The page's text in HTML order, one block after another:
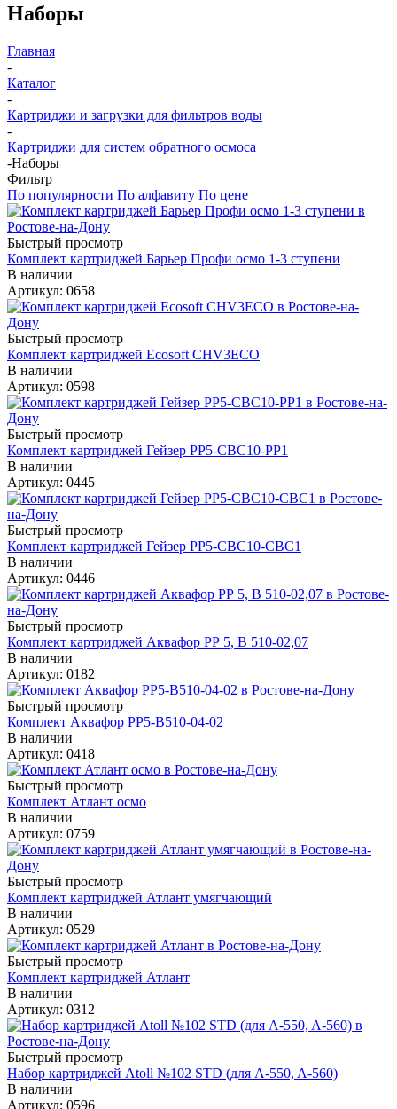
Наборы
Главная
-
Каталог
-
Картриджи и загрузки для фильтров воды
-
Картриджи для систем обратного осмоса
-Наборы
Фильтр
По популярности По алфавиту По цене
Быстрый просмотр
Комплект картриджей Барьер Профи осмо 1-3 ступени
В наличии
Артикул: 0658
Быстрый просмотр
Комплект картриджей Ecosoft CHV3ECO
В наличии
Артикул: 0598
Быстрый просмотр
Комплект картриджей Гейзер РР5-СВС10-РР1
В наличии
Артикул: 0445
Быстрый просмотр
Комплект картриджей Гейзер РР5-СВС10-СВС1
В наличии
Артикул: 0446
Быстрый просмотр
Комплект картриджей Аквафор РР 5, В 510-02,07
В наличии
Артикул: 0182
Быстрый просмотр
Комплект Аквафор РР5-В510-04-02
В наличии
Артикул: 0418
Быстрый просмотр
Комплект Атлант осмо
В наличии
Артикул: 0759
Быстрый просмотр
Комплект картриджей Атлант умягчающий
В наличии
Артикул: 0529
Быстрый просмотр
Комплект картриджей Атлант
В наличии
Артикул: 0312
Быстрый просмотр
Набор картриджей Аtoll №102 STD (для A-550, A-560)
В наличии
Артикул: 0596